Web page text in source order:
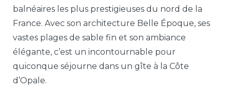
balnéaires les plus prestigieuses du nord de la
France. Avec son architecture Belle Époque, ses
vastes plages de sable fin et son ambiance
élégante, c’est un incontournable pour
quiconque séjourne dans un gîte à la Côte
d’Opale.